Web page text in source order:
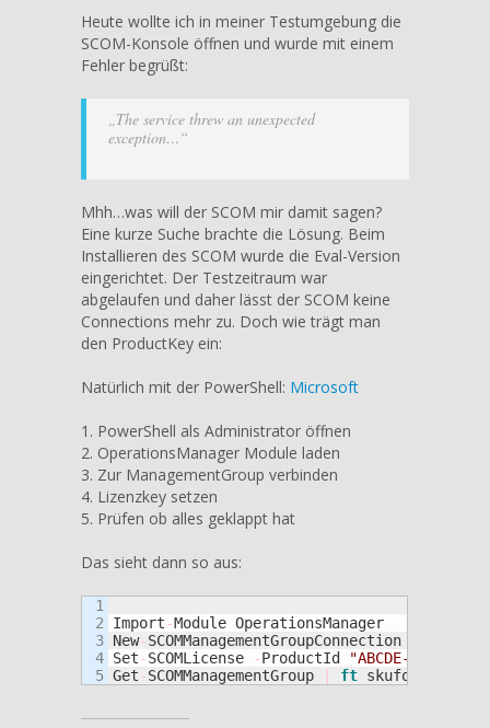
–
Wie
Heute wollte ich in meiner Testumgebung die
SCOM-Konsole öffnen und wurde mit einem
Fehler begrüßt:
„The service threw an unexpected
exception…“
Mhh…was will der SCOM mir damit sagen?
Eine kurze Suche brachte die Lösung. Beim
Installieren des SCOM wurde die Eval-Version
eingerichtet. Der Testzeitraum war
abgelaufen und daher lässt der SCOM keine
Connections mehr zu. Doch wie trägt man
den ProductKey ein:
Natürlich mit der PowerShell: Microsoft
1. PowerShell als Administrator öffnen
2. OperationsManager Module laden
3. Zur ManagementGroup verbinden
4. Lizenzkey setzen
5. Prüfen ob alles geklappt hat
Das sieht dann so aus:
1
2
3
4
Import-Module OperationsManager
New-SCOMManagementGroupConnection
Set-SCOMLicense -ProductId
"ABCDE-FGHIJ-
Get-SCOMManagementGroup | ft skuforlicense